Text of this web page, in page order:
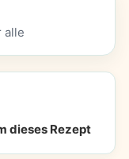
alle
dieses Rezept